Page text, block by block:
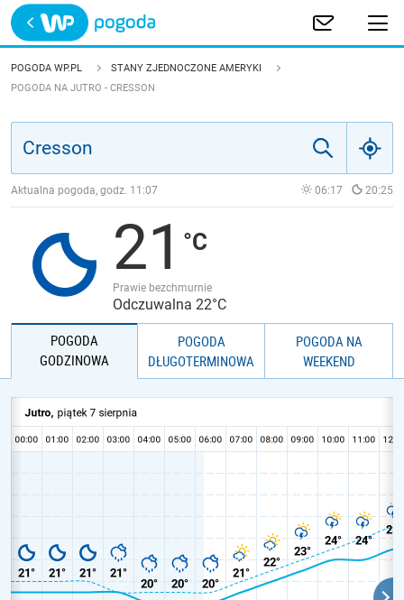
Trwa ładowanie
POLSKA
JAKOŚĆ POWIETRZA
POGODA WP.PL
STANY ZJEDNOCZONE AMERYKI
POGODA NA JUTRO - CRESSON
Aktualna pogoda, godz. 11:07 06:17 20:25
21
Prawie bezchmurnie
Odczuwalna 22°C
POGODA
GODZINOWA
POGODA
DŁUGOTERMINOWA
POGODA NA
WEEKEND